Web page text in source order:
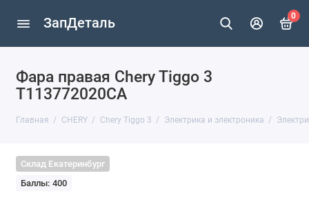
ЗапДеталь 0
Фара правая Chery Tiggo 3
T113772020CA
Главная CHERY Chery Tiggo 3 Электрика и электроника
Склад Екатеринбург
Баллы: 400